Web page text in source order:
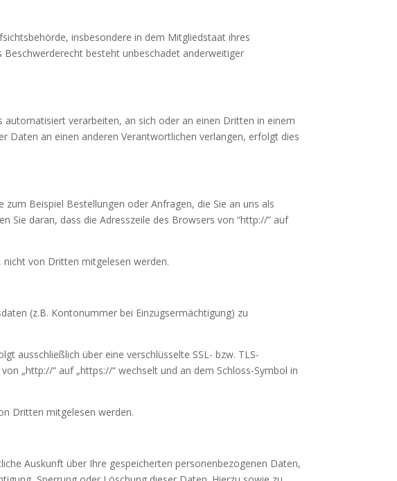
insbesondere in dem Mitgliedstaat ihres
besteht unbeschadet anderweitiger
automatisiert verarbeiten, an sich oder an einen Dritten in einem
Daten an einen anderen Verantwortlichen verlangen, erfolgt dies
Beispiel Bestellungen oder Anfragen, die Sie an uns als
Sie daran, dass die Adresszeile des Browsers von “http://” auf
nicht von Dritten mitgelesen werden.
(z.B. Kontonummer bei Einzugsermächtigung) zu
ausschließlich über eine verschlüsselte SSL- bzw. TLS-
„http://“ auf „https://“ wechselt und an dem Schloss-Symbol in
Dritten mitgelesen werden.
Auskunft über Ihre gespeicherten personenbezogenen Daten,